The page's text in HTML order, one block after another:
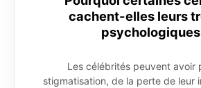
cachent-elles leurs
psychologiques
Les célébrités peuvent avoir
stigmatisation, de la perte de leur